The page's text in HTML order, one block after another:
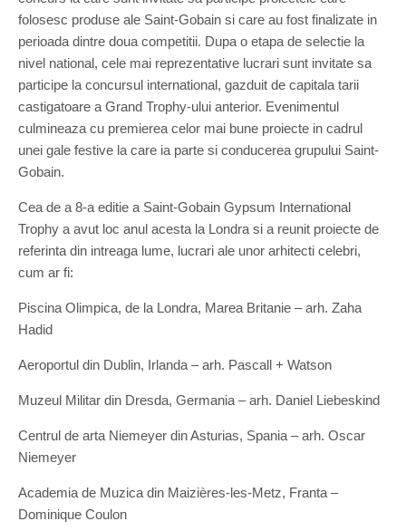
folosesc produse ale Saint-Gobain si care au fost finalizate in
perioada dintre doua competitii. Dupa o etapa de selectie la
nivel national, cele mai reprezentative lucrari sunt invitate sa
participe la concursul international, gazduit de capitala tarii
castigatoare a Grand Trophy-ului anterior. Evenimentul
culmineaza cu premierea celor mai bune proiecte in cadrul
unei gale festive la care ia parte si conducerea grupului Saint-
Gobain.
Cea de a 8-a editie a Saint-Gobain Gypsum International
Trophy a avut loc anul acesta la Londra si a reunit proiecte de
referinta din intreaga lume, lucrari ale unor arhitecti celebri,
cum ar fi:
Piscina Olimpica, de la Londra, Marea Britanie – arh. Zaha
Hadid
Aeroportul din Dublin, Irlanda – arh. Pascall + Watson
Muzeul Militar din Dresda, Germania – arh. Daniel Liebeskind
Centrul de arta Niemeyer din Asturias, Spania – arh. Oscar
Niemeyer
Academia de Muzica din Maizières-les-Metz, Franta –
Dominique Coulon